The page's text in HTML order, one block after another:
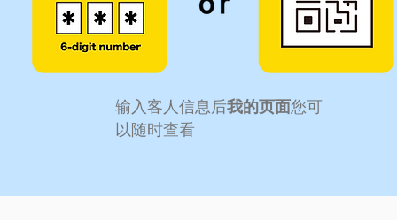
​输入客人信息后我的页面您可
以随时查看